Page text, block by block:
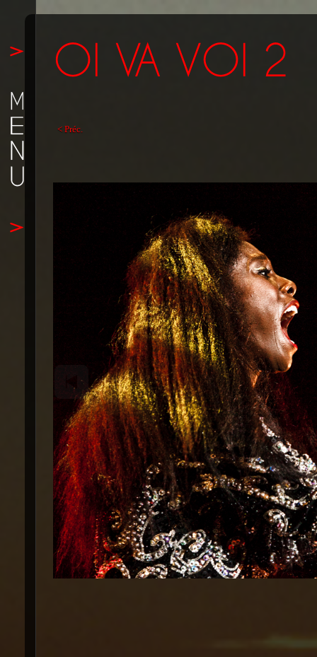
< Préc.